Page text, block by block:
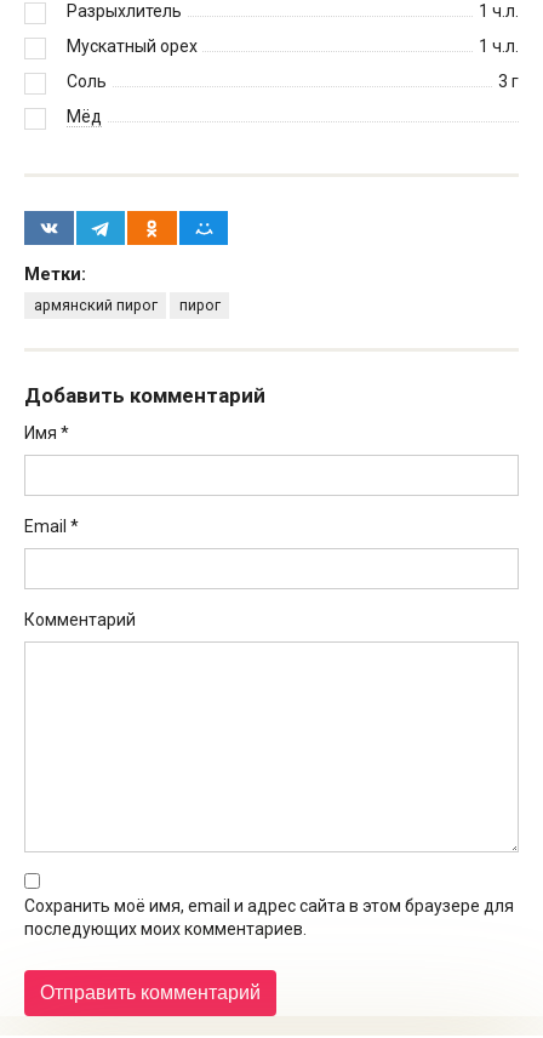
Разрыхлитель
1 ч.л.
Мускатный орех
1 ч.л.
Соль
3 г
Мёд
Метки:
армянский пирог пирог
Добавить комментарий
Имя *
Email *
Комментарий
Сохранить моё имя, email и адрес сайта в этом браузере для
последующих моих комментариев.